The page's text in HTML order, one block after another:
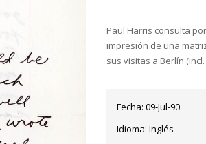
Paul Harris consulta
impresión de una
sus visitas a Berlín
Fecha: 09-Jul-90
Idioma: Inglés